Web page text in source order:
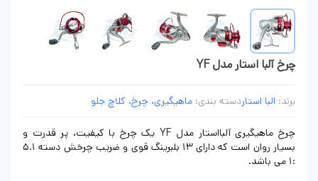
چرخ آلبا استار مدل YF
برند: البا استاردسته بندی: ماهیگیری، چرخ، کلاچ جلو
چرخ ماهیگیری آلبااستار مدل YF یک چرخ با کیفیت، پر قدرت و
بسیار روان است که دارای 13 بلبرینگ قوی و ضریب چرخش دسته 5.1
:1 می باشد.